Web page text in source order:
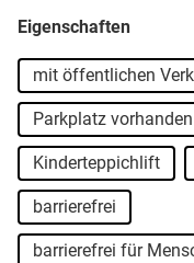
Beim Einkehrschwung
Mittelstation erleben
einen gelungenen Mix
Ambiente. Dort findet
beliebte Skitouren
Eigenschaften
mit öffentlichen
Parkplatz vorhanden
Kinderteppichlift
barrierefrei
barrierefrei für